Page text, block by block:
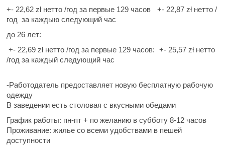
​​​​+- 22,62 zł нетто /год за первые 129 часов
+- 22,87 zł нетто /
год за каждыю следующий час
до 26 лет:
+- 22,69 zł нетто /год за первые 129 часов: +- 25,57 zł нетто
/год за каждый следующий час
-Работодатель предоставляет новую бесплатную рабочую
одежду
В заведении есть столовая с вкусными обедами
График работы: пн-пт + по желанию в субботу 8-12 часов
Проживание: жилье со всеми удобствами в пешей
доступности